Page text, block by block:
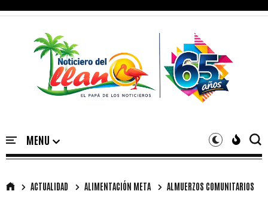
ACTUALIDAD ALIMENTACIÓN META ALMUERZOS COMUNITARIOS